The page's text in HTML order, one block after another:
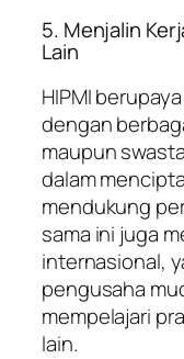
5. Menjalin
Lain
HIPMI
dengan
maupun
dalam
mendukung
sama ini juga
internasional,
pengusaha
mempelajari
lain.